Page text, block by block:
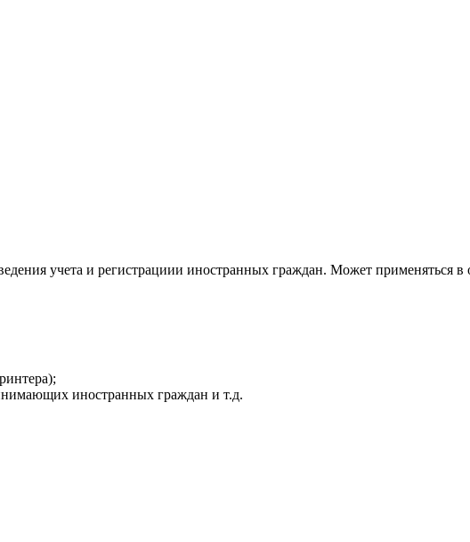
учета и регистрациии иностранных граждан. Может применяться
иностранных граждан и т.д.